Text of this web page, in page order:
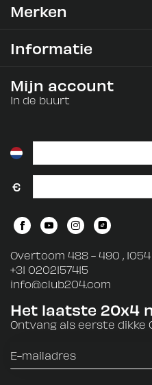
Merken
Informatie
Mijn account
In de buurt
€
Overtoom 488 - 490 ,
+31 0202157415
info@club204.com
Het laatste 20x4
Ontvang als eerste dikke